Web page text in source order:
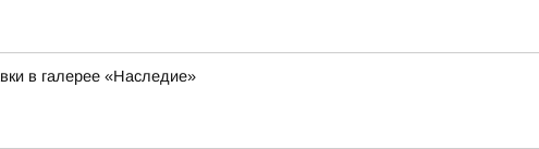
в галерее «Наследие»